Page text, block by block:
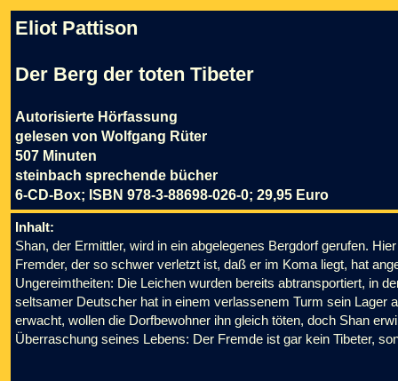
Eliot Pattison
Der Berg der toten Tibeter
Autorisierte Hörfassung
gelesen von Wolfgang Rüter
507 Minuten
steinbach sprechende bücher
6-CD-Box; ISBN 978-3-88698-026-0; 29,95 Euro
Inhalt:
Shan, der Ermittler, wird in ein abgelegenes Bergdorf gerufen.
Fremder, der so schwer verletzt ist, daß er im Koma liegt, hat
Ungereimtheiten: Die Leichen wurden bereits abtransportiert, in
seltsamer Deutscher hat in einem verlassenem Turm sein Lager
erwacht, wollen die Dorfbewohner ihn gleich töten, doch Shan
Überraschung seines Lebens: Der Fremde ist gar kein Tibeter,